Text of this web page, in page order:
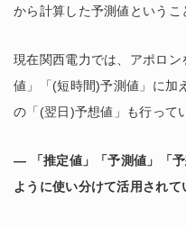
から計算した予測値というこ
現在関西電力では、アポロ
値」「(短時間)予測値」に加
の「(翌日)予想値」も行って
― 「推定値」「予測値」「
ように使い分けて活用されて